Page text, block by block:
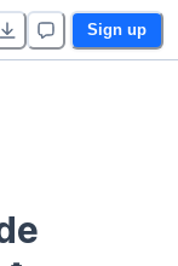
Sign up